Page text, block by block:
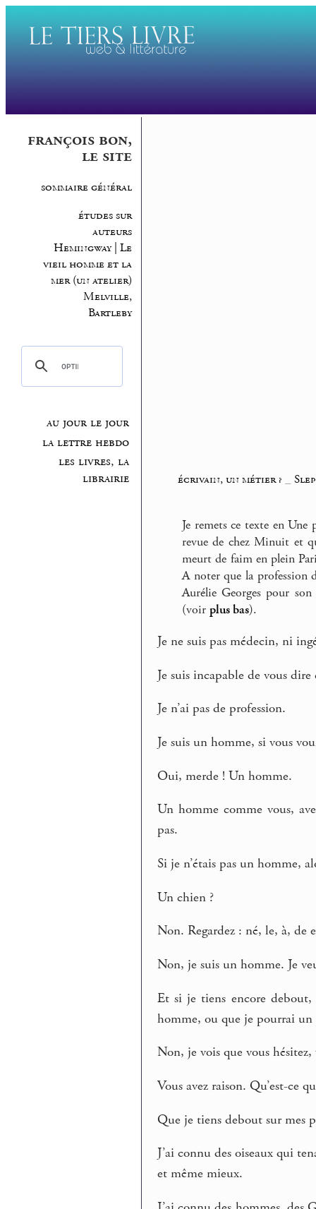
françois bon,
le site
sommaire général
études sur
auteurs
Hemingway | Le
vieil homme et la
mer (un atelier)
Melville,
Bartleby
au jour le jour
la lettre hebdo
les livres, la
librairie
écrivain, un métier ?
Je remets ce texte en Une
revue de chez Minuit et
meurt de faim en plein
A noter que la profession
Aurélie Georges pour
(voir plus bas).
Je ne suis pas médecin, ni
Je suis incapable de vous
Je n’ai pas de profession.
Je suis un homme, si vous
Oui, merde ! Un homme.
Un homme comme vous,
pas.
Si je n’étais pas un homme,
Un chien ?
Non. Regardez : né, le, à, de
Non, je suis un homme. Je
Et si je tiens encore debout,
homme, ou que je pourrai
Non, je vois que vous
Vous avez raison. Qu’est-ce
Que je tiens debout sur mes
J’ai connu des oiseaux qui
et même mieux.